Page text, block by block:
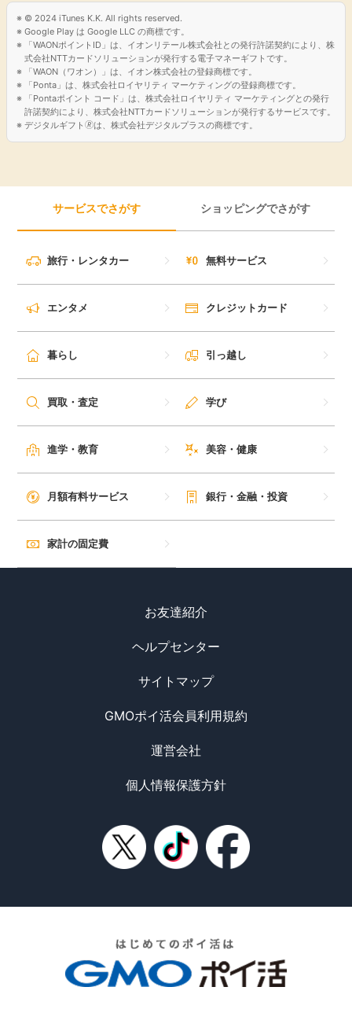
© 2024 iTunes K.K. All rights reserved.
Google Play は Google LLC の商標です。
「WAONポイントID」は、イオンリテール株式会社との発行許諾契約により、株
式会社NTTカードソリューションが発行する電子マネーギフトです。
「WAON（ワオン）」は、イオン株式会社の登録商標です。
「Ponta」は、株式会社ロイヤリティ マーケティングの登録商標です。
「Pontaポイント コード」は、株式会社ロイヤリティ マーケティングとの発行
許諾契約により、株式会社NTTカードソリューションが発行するサービスです。
デジタルギフト🄬は、株式会社デジタルプラスの商標です。
サービスでさがす ショッピングでさがす
旅行・レンタカー 無料サービス
エンタメ クレジットカード
暮らし 引っ越し
買取・査定 学び
進学・教育 美容・健康
月額有料サービス 銀行・金融・投資
家計の固定費
お友達紹介
ヘルプセンター
サイトマップ
GMOポイ活会員利用規約
運営会社
個人情報保護方針